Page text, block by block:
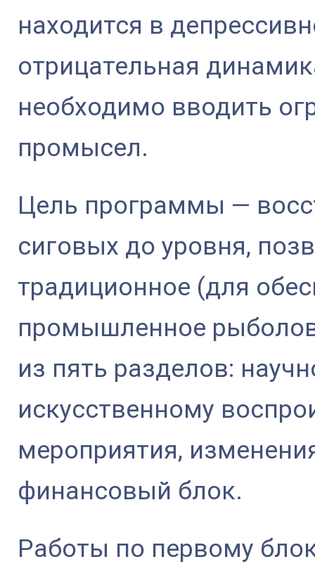
находится в
отрицательная
необходимо вводить
промысел.
Цель программы —
сиговых до уровня,
традиционное (для
промышленное
из пять разделов:
искусственному
мероприятия,
финансовый блок.
Работы по первому